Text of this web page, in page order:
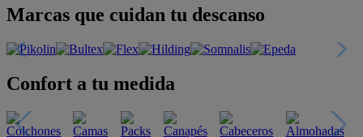
Marcas que cuidan tu descanso
Confort a tu medida